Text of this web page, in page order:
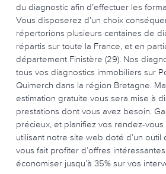
du diagnostic afin d’effectuer les
Vous disposerez d’un choix
répertorions plusieurs centaines de
répartis sur toute la France, et en
département Finistère (29). Nos
tous vos diagnostics immobiliers sur
Quimerch dans la région Bretagne.
estimation gratuite vous sera mise à
prestations dont vous avez besoin.
précieux, et planifiez vos rendez-
utilisant notre site web doté d’un outil
vous fait profiter d’offres
économiser jusqu’à 35% sur vos